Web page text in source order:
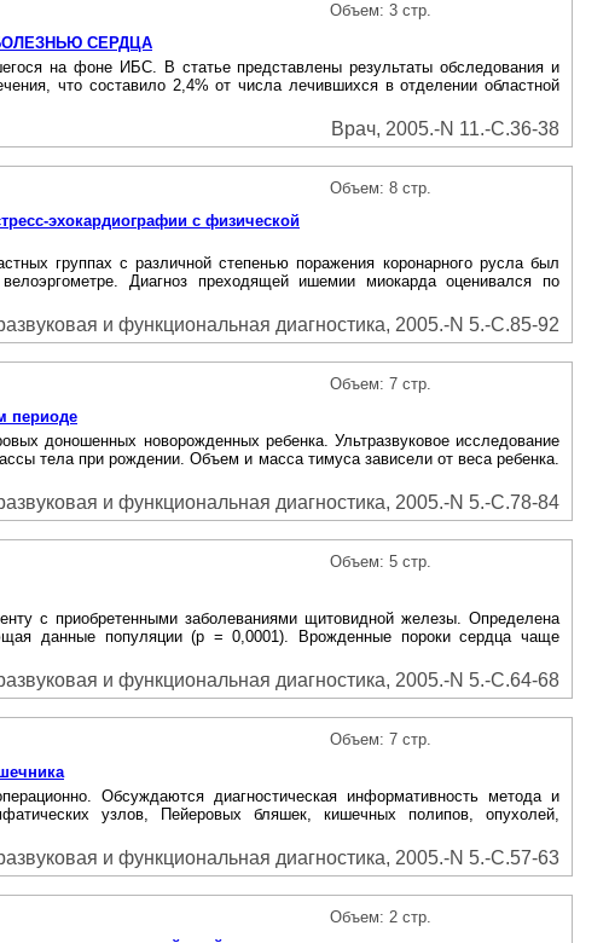
СЕРДЦА
Объем: 3 стр.
на фоне ИБС. В статье представлены результаты обследования и
что составило 2,4% от числа лечившихся в отделении областной
Врач, 2005.-N 11.-С.36-38
эхокардиографии с физической
Объем: 8 стр.
группах с различной степенью поражения коронарного русла был
Диагноз преходящей ишемии миокарда оценивался по
и функциональная диагностика, 2005.-N 5.-С.85-92
периоде
Объем: 7 стр.
доношенных новорожденных ребенка. Ультразвуковое исследование
тела при рождении. Объем и масса тимуса зависели от веса ребенка.
и функциональная диагностика, 2005.-N 5.-С.78-84
Объем: 5 стр.
с приобретенными заболеваниями щитовидной железы. Определена
данные популяции (р = 0,0001). Врожденные пороки сердца чаще
и функциональная диагностика, 2005.-N 5.-С.64-68
Объем: 7 стр.
Обсуждаются диагностическая информативность метода и
узлов, Пейеровых бляшек, кишечных полипов, опухолей,
и функциональная диагностика, 2005.-N 5.-С.57-63
Объем: 2 стр.